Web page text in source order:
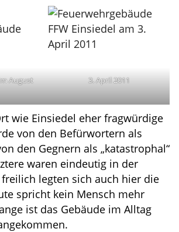
August
3. April 2011
wie Einsiedel eher fragwürdige
von den Befürwortern als
den Gegnern als „katastrophal“
waren eindeutig in der
legten sich auch hier die
spricht kein Mensch mehr
ist das Gebäude im Alltag